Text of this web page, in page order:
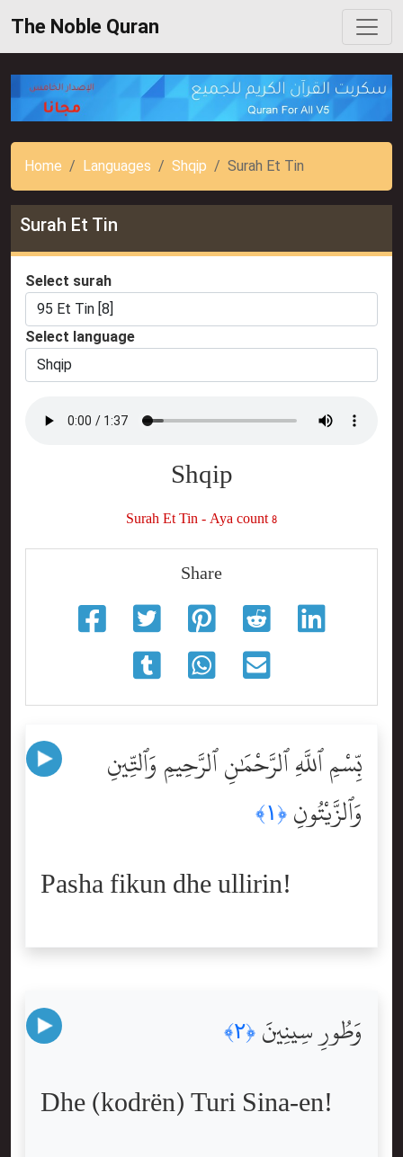
The Noble Quran
Home Languages Shqip Surah Et Tin
Surah Et Tin
Select surah
Select language
Shqip
Surah Et Tin - Aya count 8
Share
بِّسْمِ ٱللَّهِ ٱلرَّحْمَٰنِ ٱلرَّحِيمِ وَٱلتِّينِ
وَٱلزَّيْتُونِ ﴿١﴾
Pasha fikun dhe ullirin!
وَطُورِ سِينِينَ ﴿٢﴾
Dhe (kodrën) Turi Sina-en!